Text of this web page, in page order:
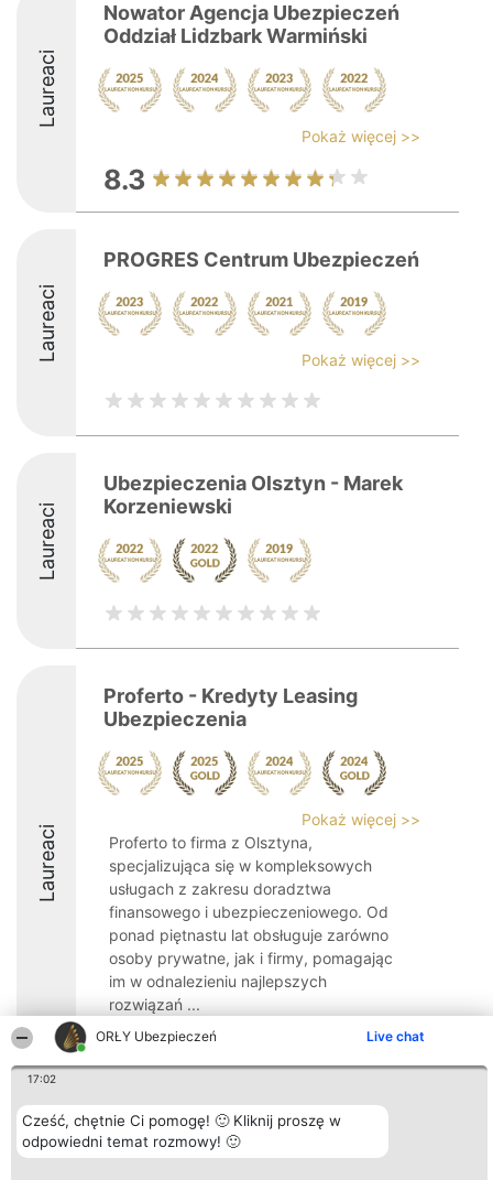
ORŁY Ubezpieczeń Live chat
17:02
Cześć, chętnie Ci pomogę! 🙂 Kliknij proszę w
odpowiedni temat rozmowy! 🙂
Laureaci
Nowator Agencja Ubezpieczeń
Oddział Lidzbark Warmiński
Pokaż więcej >>
8.3
Laureaci
PROGRES Centrum Ubezpieczeń
Pokaż więcej >>
Laureaci
Ubezpieczenia Olsztyn - Marek
Korzeniewski
Laureaci
Proferto - Kredyty Leasing
Ubezpieczenia
Pokaż więcej >>
Proferto to firma z Olsztyna,
specjalizująca się w kompleksowych
usługach z zakresu doradztwa
finansowego i ubezpieczeniowego. Od
ponad piętnastu lat obsługuje zarówno
osoby prywatne, jak i firmy, pomagając
im w odnalezieniu najlepszych
rozwiązań ...
10
Organizator plebiscytu
Bright Side Solutions sp. z o.
o. sp. k.
Plebiscyt
Laureaci
Lista
Kontakt